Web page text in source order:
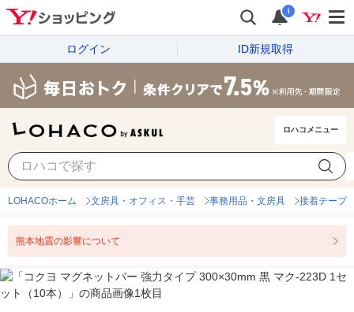
i
ログイン ID新規取得
ロハコメニュー
LOHACOホーム 文房具・オフィス・手芸 事務用品・文房具 接着テープ
熊本地震の影響について